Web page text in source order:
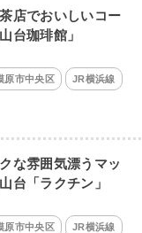
店でおいしいコー
台珈琲館」
原市中央区 JR横浜線
な雰囲気漂うマッ
台「ラクチン」
原市中央区 JR横浜線